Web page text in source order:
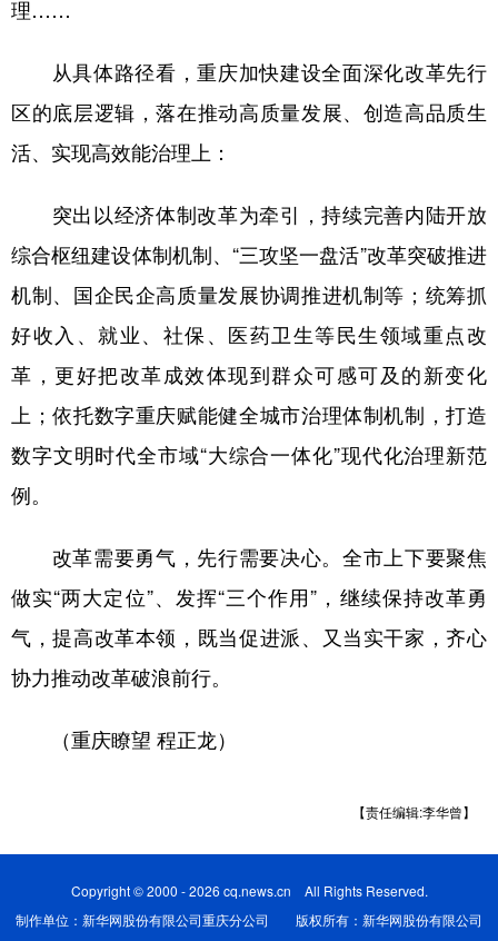
理……
从具体路径看，重庆加快建设全面深化改革先行
区的底层逻辑，落在推动高质量发展、创造高品质生
活、实现高效能治理上：
突出以经济体制改革为牵引，持续完善内陆开放
综合枢纽建设体制机制、“三攻坚一盘活”改革突破推进
机制、国企民企高质量发展协调推进机制等；统筹抓
好收入、就业、社保、医药卫生等民生领域重点改
革，更好把改革成效体现到群众可感可及的新变化
上；依托数字重庆赋能健全城市治理体制机制，打造
数字文明时代全市域“大综合一体化”现代化治理新范
例。
改革需要勇气，先行需要决心。全市上下要聚焦
做实“两大定位”、发挥“三个作用”，继续保持改革勇
气，提高改革本领，既当促进派、又当实干家，齐心
协力推动改革破浪前行。
（重庆瞭望 程正龙）
【责任编辑:李华曾】
Copyright © 2000 - 2026 cq.news.cn All Rights Reserved.
制作单位：新华网股份有限公司重庆分公司 版权所有：新华网股份有限公司